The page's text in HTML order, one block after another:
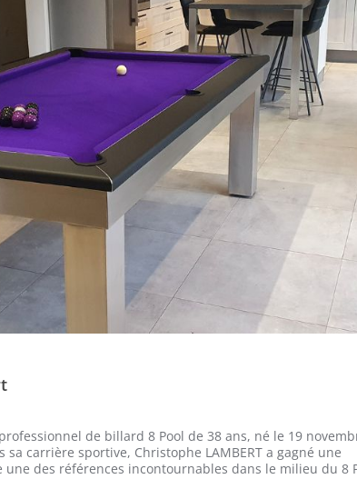
de billard 8 Pool de 38 ans, né le 19
carrière sportive, Christophe LAMBERT a gagné une
des références incontournables dans le milieu du 8